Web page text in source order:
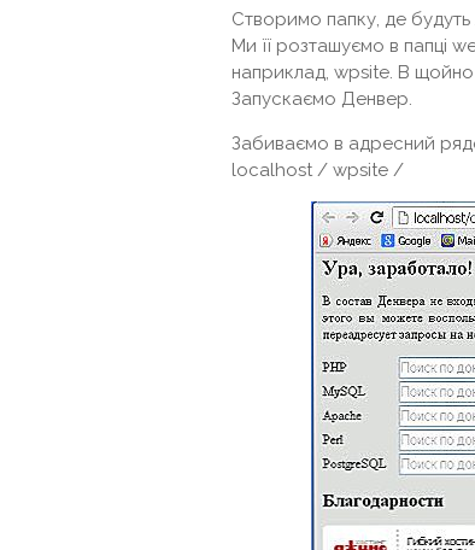
Створимо папку, де
Ми її розташуємо в папці
наприклад, wpsite. В
Запускаємо Денвер.
Забиваємо в адресний
localhost / wpsite /